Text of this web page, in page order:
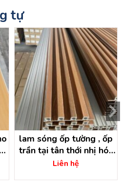
tự
lam sóng ốp tường , ốp
trần tại tân thới nhị hóc
môn – hồ chí minh
Liên hệ